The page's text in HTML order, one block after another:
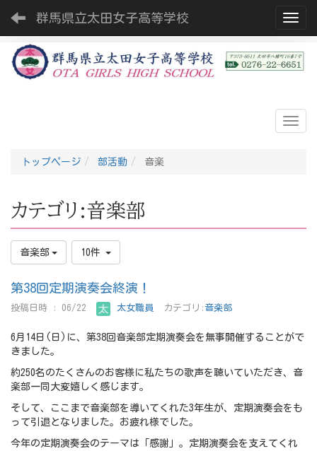
群馬県立太田女子高等学校
トップページ 部活動 音楽
カテゴリ:音楽部
音楽部 10件
第38回定期演奏会終演！
投稿日時 : 06/22 太女職員 カテゴリ: 音楽部
6月14日(日)に、第38回音楽部定期演奏会を無事開催することがで
きました。
約250名のたくさんのお客様に私たちの歌声を聴いていただき、音
楽部一同大変嬉しく感じます。
そして、ここまで音楽部を導いてくれた3年生が、定期演奏会をも
って引退となりました。お疲れ様でした。
今年の定期演奏会のテーマは「感謝」。定期演奏会を支えてくれ